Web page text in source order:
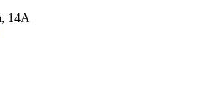
14А